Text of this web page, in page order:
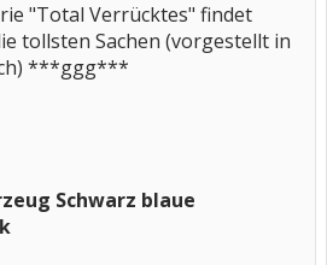
"Total Verrücktes" findet
tollsten Sachen (vorgestellt in
***ggg***
Schwarz blaue